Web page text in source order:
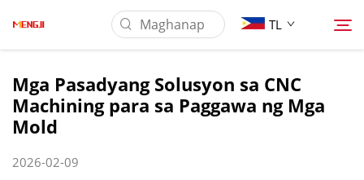
TL
Tungkol Sa Amin
Produkto
Mga Pasadyang Solusyon sa CNC
Machining para sa Paggawa ng Mga
Mold
2026-02-09